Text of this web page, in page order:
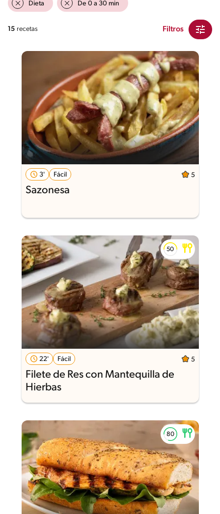
Dieta De 0 a 30 min
15 recetas Filtros
3' Fácil 5
Sazonesa
22' Fácil 5
Filete de Res con Mantequilla de
Hierbas